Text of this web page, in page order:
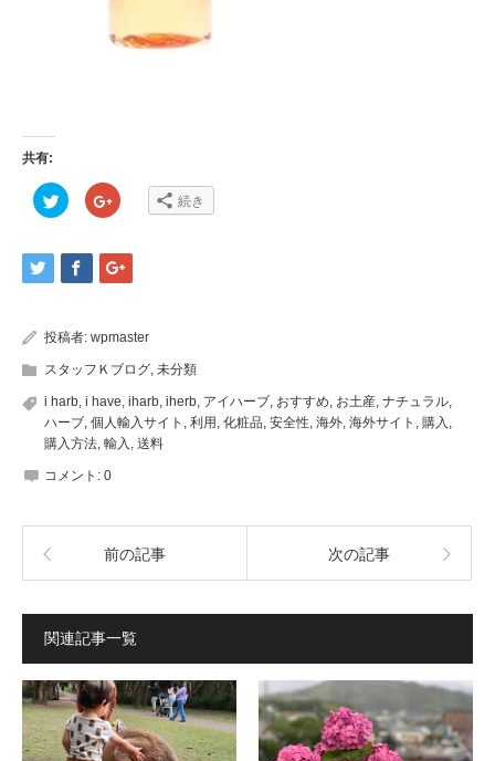
共有:
ク
リ
し
て
Twitter
で
(新
し
ウ
ィ
ン
ド
ウ
で
開
ま
ク
リ
し
て
Google+
で
し
ウ
ィ
ン
ド
ウ
で
開
続き
投稿者: wpmaster
スタッフＫブログ, 未分類
i harb, i have, iharb, iherb, アイハーブ, おすすめ, お土産, ナチュラル,
ハーブ, 個人輸入サイト , 利用 , 化粧品, 安全性, 海外, 海外サイト , 購入 ,
購入方法, 輸入 , 送料
コメント: 0
前の記事 次の記事
関連記事一覧